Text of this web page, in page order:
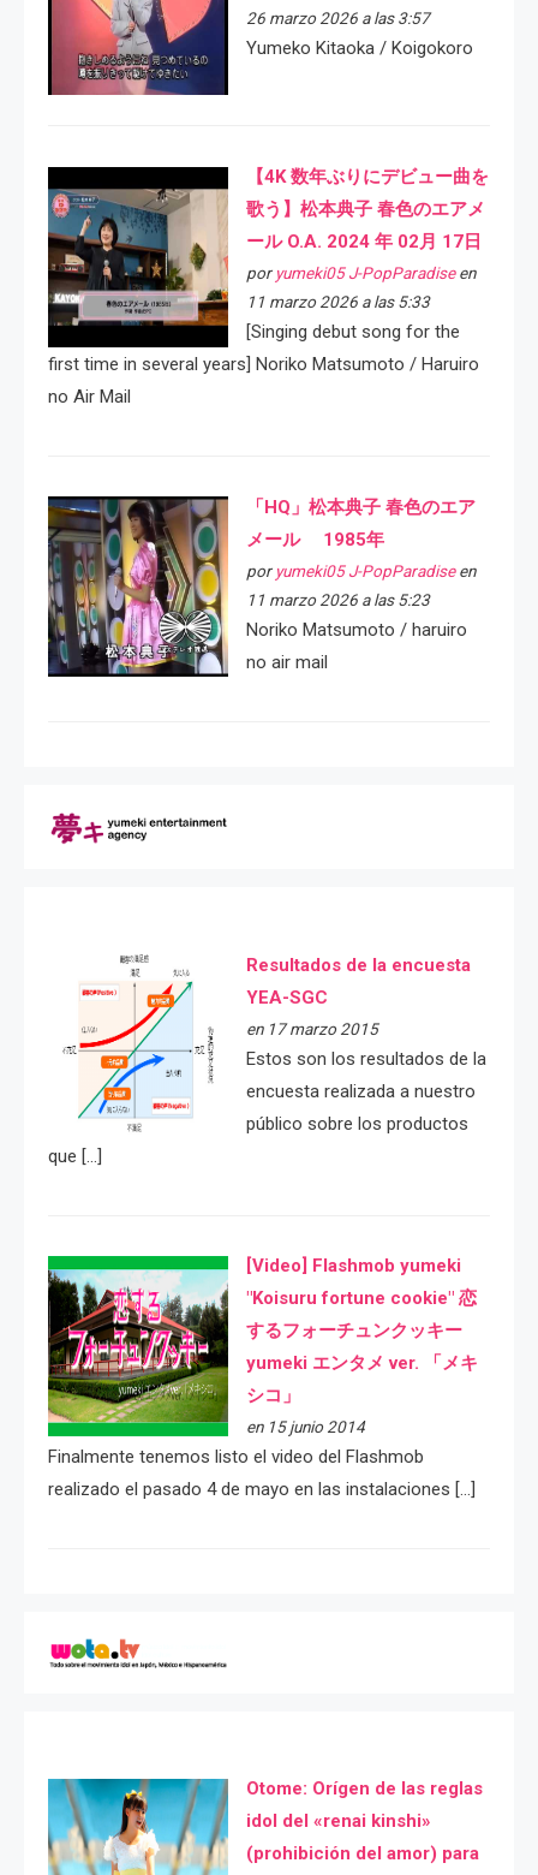
26 marzo 2026 a las 3:57
Yumeko Kitaoka / Koigokoro
【4K 数年ぶりにデビュー曲を
歌う】松本典子 春色のエアメ
ール O.A. 2024 年 02月 17日
por yumeki05 J-PopParadiseen
11 marzo 2026 a las 5:33
[Singing debut song for the
first time in several years] Noriko Matsumoto / Haruiro
no Air Mail
「HQ」松本典子 春色のエア
メール 1985年
por yumeki05 J-PopParadiseen
11 marzo 2026 a las 5:23
Noriko Matsumoto / haruiro
no air mail
Resultados de la encuesta
YEA-SGC
en 17 marzo 2015
Estos son los resultados de la
encuesta realizada a nuestro
público sobre los productos
que […]
[Video] Flashmob yumeki
"Koisuru fortune cookie" 恋
するフォーチュンクッキー
yumeki エンタメ ver. 「メキ
シコ」
en 15 junio 2014
Finalmente tenemos listo el video del Flashmob
realizado el pasado 4 de mayo en las instalaciones […]
Otome: Orígen de las reglas
idol del «renai kinshi»
(prohibición del amor) para